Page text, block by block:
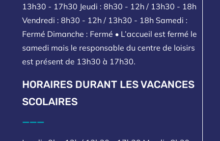
13h30 - 17h30 Jeudi : 8h30 - 12h / 13h30 - 18h
Vendredi : 8h30 - 12h / 13h30 - 18h Samedi :
Fermé Dimanche : Fermé • L’accueil est fermé le
samedi mais le responsable du centre de loisirs
est présent de 13h30 à 17h30.
HORAIRES DURANT LES VACANCES
SCOLAIRES
___